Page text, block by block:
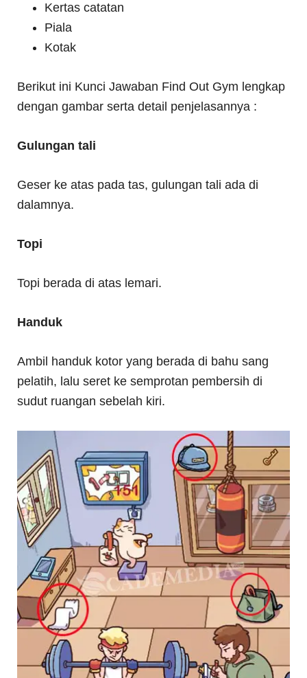
Kertas catatan
Piala
Kotak
Berikut ini Kunci Jawaban Find Out Gym lengkap
dengan gambar serta detail penjelasannya :
Gulungan tali
Geser ke atas pada tas, gulungan tali ada di
dalamnya.
Topi
Topi berada di atas lemari.
Handuk
Ambil handuk kotor yang berada di bahu sang
pelatih, lalu seret ke semprotan pembersih di
sudut ruangan sebelah kiri.